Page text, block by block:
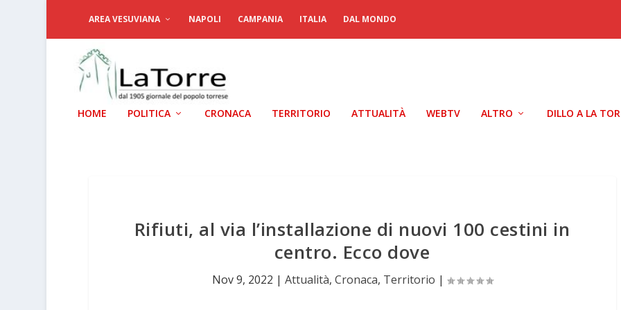
AREA VESUVIANA NAPOLI CAMPANIA ITALIA DAL MONDO
HOME POLITICA CRONACA TERRITORIO ATTUALITÀ WEBTV ALTRO DILLO A LA
Rifiuti, al via l’installazione di nuovi 100 cestini in
centro. Ecco dove
Nov 9, 2022 | Attualità, Cronaca, Territorio |